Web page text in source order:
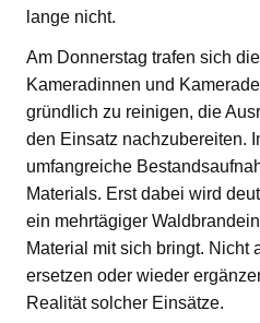
lange nicht.
Am Donnerstag trafen sich
Kameradinnen und
gründlich zu reinigen, die
den Einsatz nachzubereiten.
umfangreiche
Materials. Erst dabei wird
ein mehrtägiger
Material mit sich bringt. Nicht
ersetzen oder wieder
Realität solcher Einsätze.